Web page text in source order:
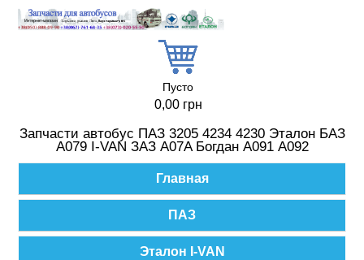
Пусто
0,00 грн
Запчасти автобус ПАЗ 3205 4234 4230 Эталон БАЗ
А079 I-VAN ЗАЗ A07A Богдан А091 А092
Главная
ПАЗ
Эталон I-VAN